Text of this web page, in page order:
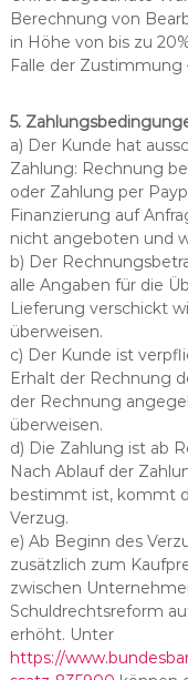
Berechnung von
in Höhe von bis zu
Falle der Zustimmung
5.
a) Der Kunde hat
Zahlung: Rechnung
oder Zahlung per
Finanzierung auf
nicht angeboten und
b) Der
alle Angaben für die
Lieferung verschickt
überweisen.
c) Der Kunde ist
Erhalt der Rechnung
der Rechnung
überweisen.
d) Die Zahlung ist ab
Nach Ablauf der
bestimmt ist, kommt
Verzug.
e) Ab Beginn des
zusätzlich zum
zwischen
Schuldrechtsreform
erhöht. Unter
https://